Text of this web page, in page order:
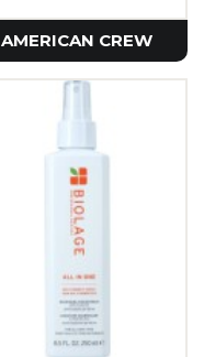
AMERICAN CREW